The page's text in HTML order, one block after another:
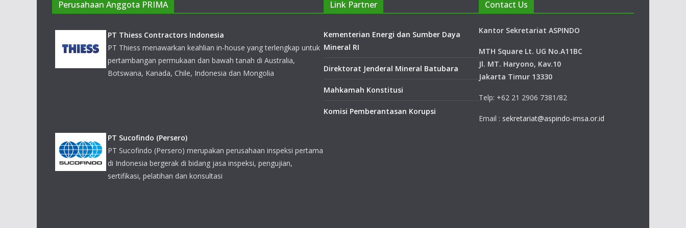
Perusahaan Anggota PRIMA
PT Thiess Contractors Indonesia
PT Thiess menawarkan keahlian in-house yang terlengkap untuk
pertambangan permukaan dan bawah tanah di Australia,
Botswana, Kanada, Chile, Indonesia dan Mongolia
PT Sucofindo (Persero)
PT Sucofindo (Persero) merupakan perusahaan inspeksi pertama
di Indonesia bergerak di bidang jasa inspeksi, pengujian,
sertifikasi, pelatihan dan konsultasi
Link Partner
Kementerian Energi dan Sumber Daya
Mineral RI
Direktorat Jenderal Mineral Batubara
Mahkamah Konstitusi
Komisi Pemberantasan Korupsi
Contact Us
Kantor Sekretariat ASPINDO
MTH Square Lt. UG No.A11BC
Jl. MT. Haryono, Kav.10
Jakarta Timur 13330
Telp: +62 21 2906 7381/82
Email : sekretariat@aspindo-imsa.or.id